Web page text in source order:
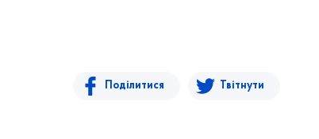
Поділитися Твітнути